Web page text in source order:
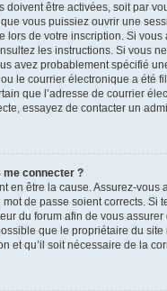
doivent être activées, soit par
vous puissiez ouvrir une
lors de votre inscription. Si vous
les instructions. Si vous
avez probablement spécifié
le courrier électronique a été
que l’adresse de courrier
essayez de contacter un
me connecter ?
en être la cause. Assurez-vous
mot de passe soient corrects. Si
du forum afin de vous assurer
que le propriétaire du site
et qu’il soit nécessaire de la